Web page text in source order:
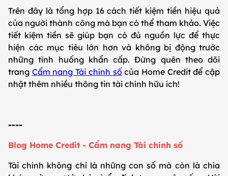
Trên đây là tổng hợp 16 cách tiết kiệm tiền hiệu quả
của người thành công mà bạn có thể tham khảo. Việc
tiết kiệm tiền sẽ giúp bạn có đủ nguồn lực để thực
hiện các mục tiêu lớn hơn và không bị động trước
những tình huống khẩn cấp. Đừng quên theo dõi
trang Cẩm nang Tài chính sốcủa Home Credit để cập
nhật thêm nhiều thông tin tài chính hữu ích!
----
Blog Home Credit - Cẩm nang Tài chính số
Tài chính không chỉ là những con số mà còn là chìa